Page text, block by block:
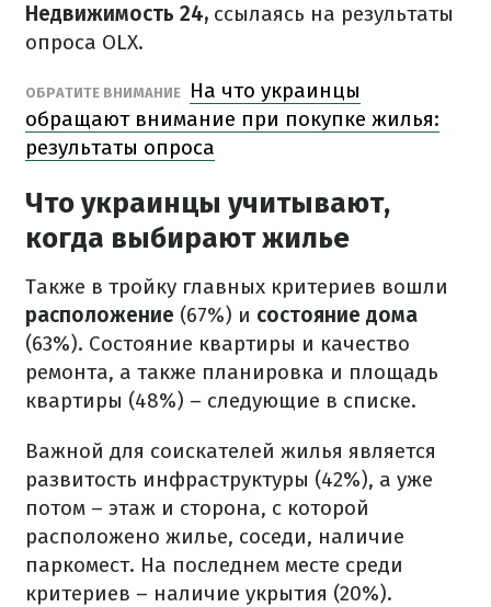
Недвижимость 24, ссылаясь на результаты
опроса OLX.
ОБРАТИТЕ ВНИМАНИЕ
На что украинцы
обращают внимание при покупке жилья:
результаты опроса
Что украинцы учитывают,
когда выбирают жилье
Также в тройку главных критериев вошли
расположение (67%) и состояние дома
(63%). Состояние квартиры и качество
ремонта, а также планировка и площадь
квартиры (48%) – следующие в списке.
Важной для соискателей жилья является
развитость инфраструктуры (42%), а уже
потом – этаж и сторона, с которой
расположено жилье, соседи, наличие
паркомест. На последнем месте среди
критериев – наличие укрытия (20%).